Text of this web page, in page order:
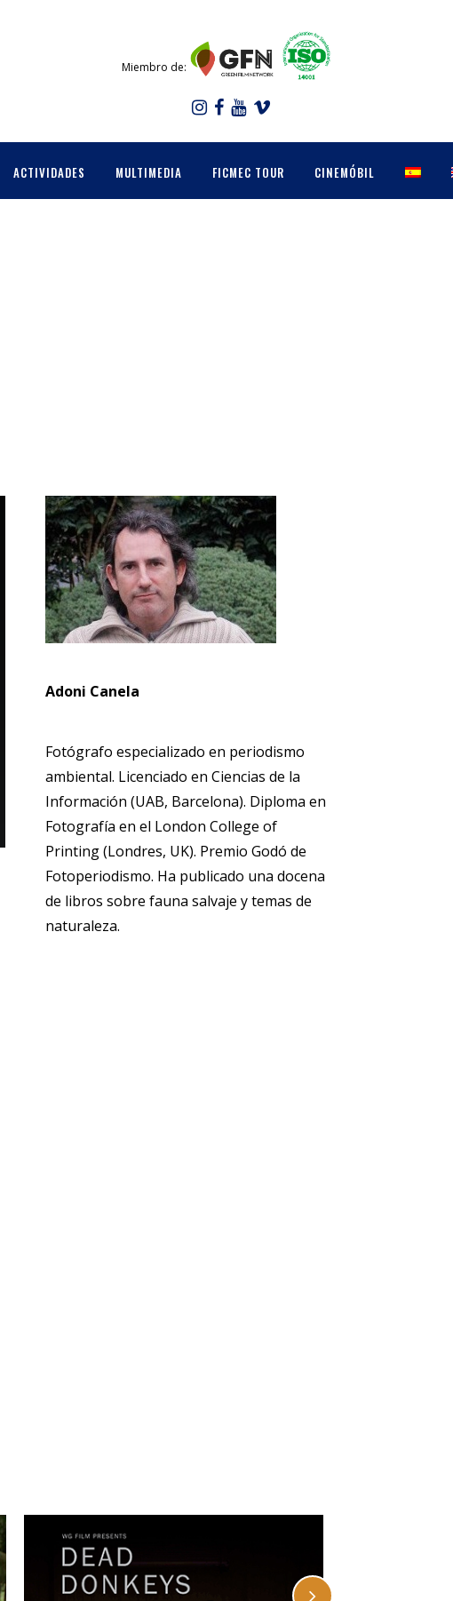
Miembro de:
ACTIVIDADES MULTIMEDIA FICMEC TOUR CINEMÓBIL
Adoni Canela
Fotógrafo especializado en periodismo
ambiental. Licenciado en Ciencias de la
Información (UAB, Barcelona). Diploma en
Fotografía en el London College of
Printing (Londres, UK). Premio Godó de
Fotoperiodismo. Ha publicado una docena
de libros sobre fauna salvaje y temas de
naturaleza.